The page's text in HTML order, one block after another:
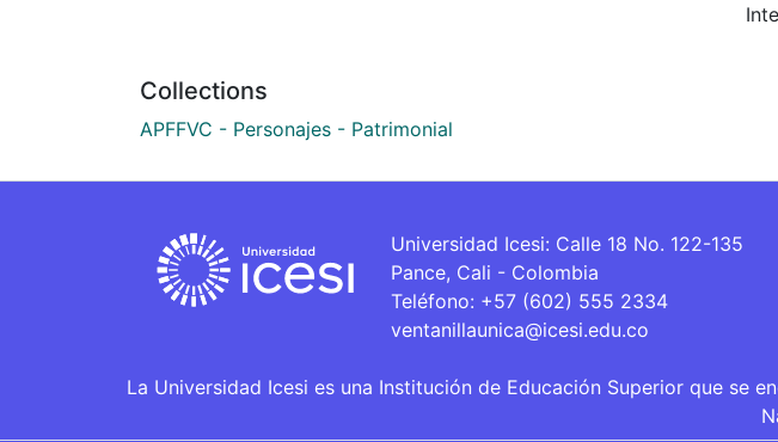
Collections
APFFVC - Personajes - Patrimonial
Universidad Icesi: Calle 18 No. 122-135
Pance, Cali - Colombia
Teléfono: +57 (602) 555 2334
ventanillaunica@icesi.edu.co
La Universidad Icesi es una Institución de Educación Superior que se